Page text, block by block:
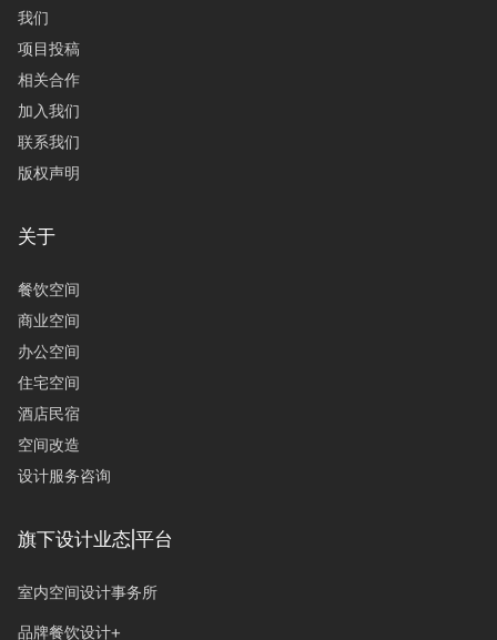
我们
项目投稿
相关合作
加入我们
联系我们
版权声明
关于
餐饮空间
商业空间
办公空间
住宅空间
酒店民宿
空间改造
设计服务咨询
旗下设计业态|平台
室内空间设计事务所
品牌餐饮设计+